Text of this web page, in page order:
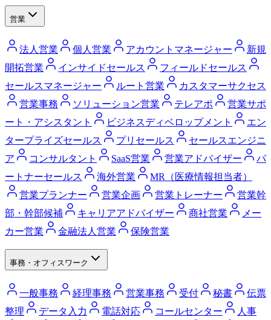
営業
法人営業 個人営業 アカウントマネージャー
新規
開拓営業
インサイドセールス
フィールドセールス
セールスマネージャー
ルート営業
カスタマーサクセス
営業事務
ソリューション営業 テレアポ
営業サポ
ート・アシスタント
ビジネスディベロップメント
エン
タープライズセールス
プリセールス
セールスエンジニ
ア
コンサルタント SaaS営業 営業アドバイザー
パ
ートナーセールス
海外営業
MR（医療情報担当者）
営業プランナー
営業企画 営業トレーナー
営業幹
部・幹部候補
キャリアアドバイザー 商社営業
メー
カー営業
金融法人営業 保険営業
事務・オフィスワーク
一般事務 経理事務 営業事務 受付 秘書
伝票
整理
データ入力 電話対応 コールセンター
人事